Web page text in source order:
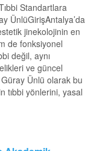
Standartlara
ÜnlüGirişAntalya’da
jinekolojinin en
de fonksiyonel
değil, aynı
ve güncel
Ünlü olarak bu
tıbbi yönlerini, yasal